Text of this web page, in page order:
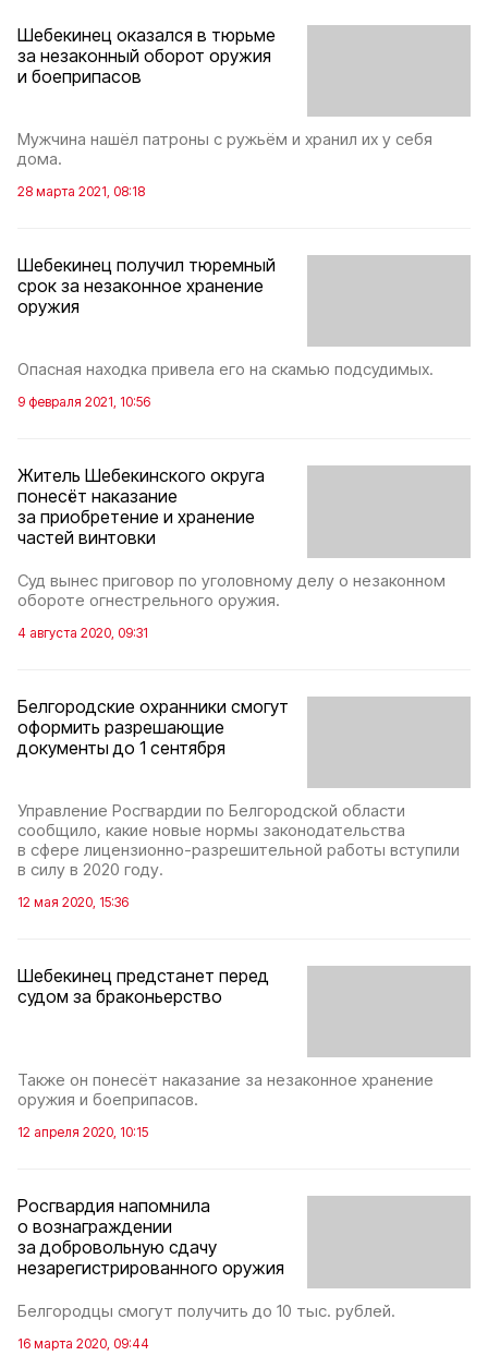
Шебекинец оказался в тюрьме
за незаконный оборот оружия
и боеприпасов
Мужчина нашёл патроны с ружьём и хранил их у себя
дома.
28 марта 2021, 08:18
Шебекинец получил тюремный
срок за незаконное хранение
оружия
Опасная находка привела его на скамью подсудимых.
9 февраля 2021, 10:56
Житель Шебекинского округа
понесёт наказание
за приобретение и хранение
частей винтовки
Суд вынес приговор по уголовному делу о незаконном
обороте огнестрельного оружия.
4 августа 2020, 09:31
Белгородские охранники смогут
оформить разрешающие
документы до 1 сентября
Управление Росгвардии по Белгородской области
сообщило, какие новые нормы законодательства
в сфере лицензионно-разрешительной работы вступили
в силу в 2020 году.
12 мая 2020, 15:36
Шебекинец предстанет перед
судом за браконьерство
Также он понесёт наказание за незаконное хранение
оружия и боеприпасов.
12 апреля 2020, 10:15
Росгвардия напомнила
о вознаграждении
за добровольную сдачу
незарегистрированного оружия
Белгородцы смогут получить до 10 тыс. рублей.
16 марта 2020, 09:44